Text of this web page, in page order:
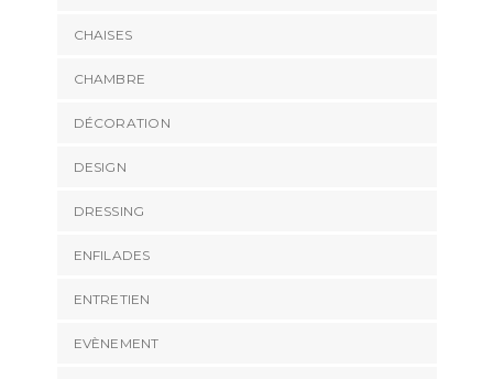
CHAISES
CHAMBRE
DÉCORATION
DESIGN
DRESSING
ENFILADES
ENTRETIEN
EVÈNEMENT